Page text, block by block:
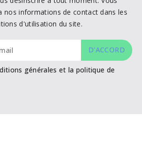
nos informations de contact dans les
d'utilisation du site.
générales et la politique de